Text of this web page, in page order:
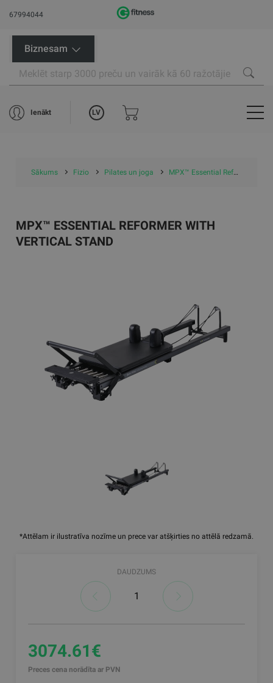
67994044
Biznesam
Ienākt LV
Sākums Fizio Pilates un joga MPX™ Essential Reformer with Vertical Stand
*Attēlam ir ilustratīva nozīme un prece var atšķirties no attēlā redzamā.
MPX™ ESSENTIAL REFORMER WITH
VERTICAL STAND
DAUDZUMS
3074.61€
Preces cena norādīta ar PVN